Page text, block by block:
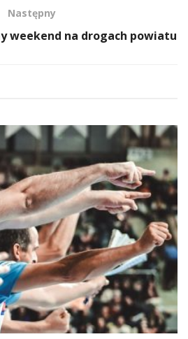
Następny
weekend na drogach powiatu